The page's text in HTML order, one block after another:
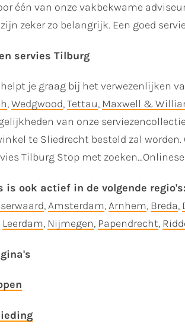
één van onze vakbekwame
zeker zo belangrijk. Een goed
servies Tilburg
je graag bij het verwezenlijken
,Wedgwood,Tettau, Maxwell &
van onze
te Sliedrecht besteld zal
Tilburg Stop met
is ook actief in de volgende regio's:
,Amsterdam,Arnhem, Breda,
Leerdam, Nijmegen, Papendrecht,